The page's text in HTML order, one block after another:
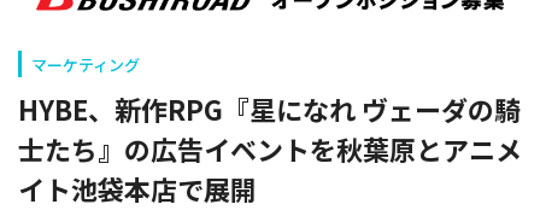
マーケティング
HYBE、新作RPG『星になれ ヴェーダの騎
士たち』の広告イベントを秋葉原とアニメ
イト池袋本店で展開